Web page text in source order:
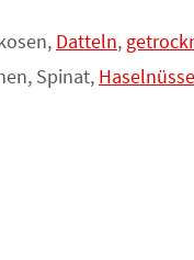
Datteln,
Spinat,